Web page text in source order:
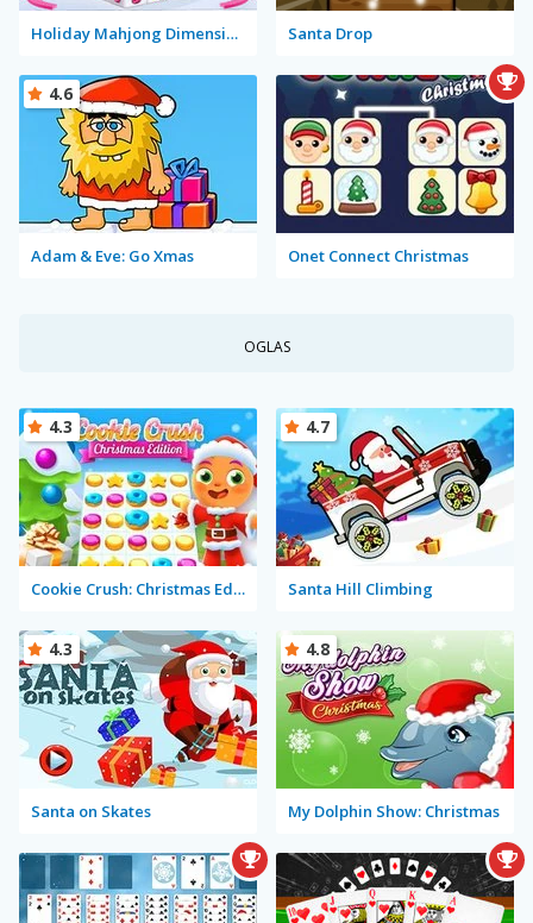
Holiday Mahjong Dimensions Santa Drop
Adam & Eve: Go Xmas
4.6
Onet Connect Christmas
OGLAS
Cookie Crush: Christmas Edition
4.3
Santa Hill Climbing
4.7
Santa on Skates
4.3
My Dolphin Show: Christmas
4.8